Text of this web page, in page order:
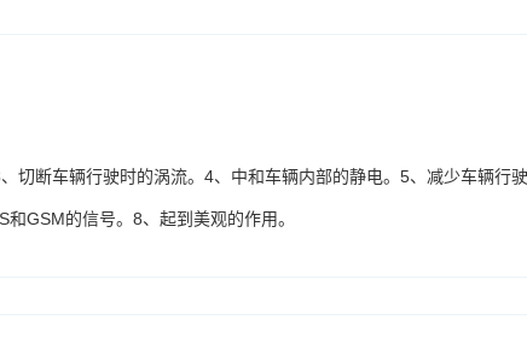
切断车辆行驶时的涡流。4、中和车辆内部的静电。5、减少车辆行驶
GSM的信号。8、起到美观的作用。